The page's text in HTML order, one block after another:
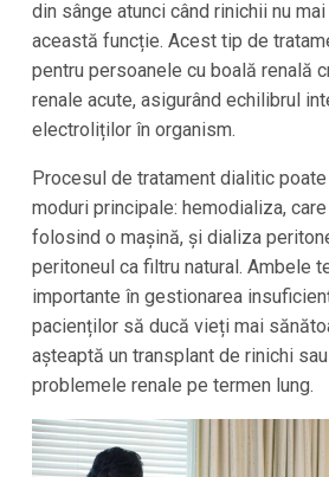
din sânge atunci când rinichii nu
această funcție. Acest tip de
pentru persoanele cu boală renală
renale acute, asigurând echilibrul
electroliților în organism.
Procesul de tratament dialitic
moduri principale: hemodializa,
folosind o mașină, și dializa
peritoneul ca filtru natural. Ambele
importante în gestionarea
pacienților să ducă vieți mai
așteaptă un transplant de rinichi
problemele renale pe termen lung.